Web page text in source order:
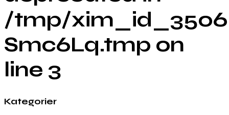
/tmp/
Smc6Lq.tmp on
line 3
Kategorier